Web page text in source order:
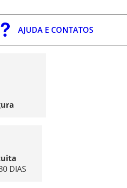
AJUDA E CONTATOS
DIAS